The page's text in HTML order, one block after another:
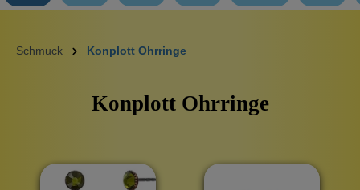
Schmuck Konplott Ohrringe
Konplott Ohrringe